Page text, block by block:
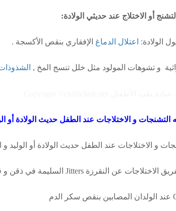
أو الاختلاج عند حديثي الولادة:
الولادة: اعتلال الدماغ الإفقاري بنقص الأكسجة .
و تشوهات المولود مثل خلل تنسج المخ ,
التشنجات و الاختلاجات عند الطفل حديث الولادة أو
و الاختلاجات عند الطفل حديث الولادة أو الوليد
الاختلاجات عن النقرزة Jitters السليمة في ذقن و
عند الولدان المصابين بنقص سكر الدم